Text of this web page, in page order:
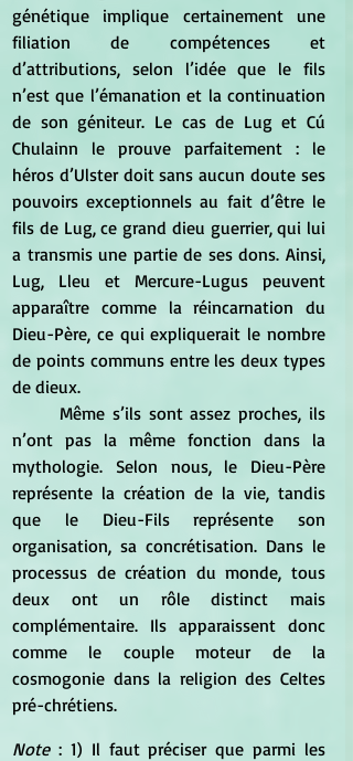
génétique implique certainement une
filiation de compétences et
d’attributions, selon l’idée que le fils
n’est que l’émanation et la continuation
de son géniteur. Le cas de Lug et Cú
Chulainn le prouve parfaitement : le
héros d’Ulster doit sans aucun doute ses
pouvoirs exceptionnels au fait d’être le
fils de Lug, ce grand dieu guerrier, qui lui
a transmis une partie de ses dons. Ainsi,
Lug, Lleu et Mercure-Lugus peuvent
apparaître comme la réincarnation du
Dieu-Père, ce qui expliquerait le nombre
de points communs entre les deux types
de dieux.
n’ont pas la même fonction dans la
mythologie. Selon nous, le Dieu-Père
représente la création de la vie, tandis
que le Dieu-Fils représente son
organisation, sa concrétisation. Dans le
processus de création du monde, tous
deux ont un rôle distinct mais
complémentaire. Ils apparaissent donc
comme le couple moteur de la
cosmogonie dans la religion des Celtes
pré-chrétiens.
Note : 1) Il faut préciser que parmi les